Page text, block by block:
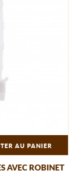
AU PANIER
AVEC ROBINET